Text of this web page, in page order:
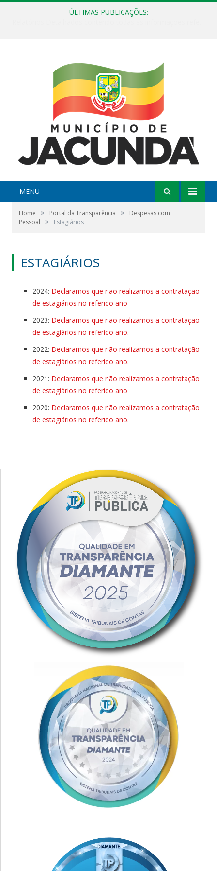
ÚLTIMAS PUBLICAÇÕES:
MENU
Home » Portal da Transparência »
Despesas com
Pessoal
» Estagiários
ESTAGIÁRIOS
2024: Declaramos que não realizamos a contratação
de estagiários no referido ano
2023: Declaramos que não realizamos a contratação
de estagiários no referido ano.
2022: Declaramos que não realizamos a contratação
de estagiários no referido ano.
2021: Declaramos que não realizamos a contratação
de estagiários no referido ano
2020: Declaramos que não realizamos a contratação
de estagiários no referido ano.